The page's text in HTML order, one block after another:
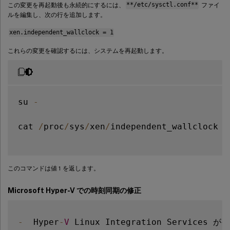
この変更を再起動後も永続的にするには、 **/etc/sysctl.conf** ファイ
ルを編集し、次の行を追加します。
xen.independent_wallclock = 1
これらの変更を確認するには、システムを再起動します。
su -
cat /proc/sys /xen/ independent_wallclock
このコマンドは値 1 を返します。
Microsoft Hyper-V での時刻同期の修正
-
  Hyper
-V Linux Integration Services がイ